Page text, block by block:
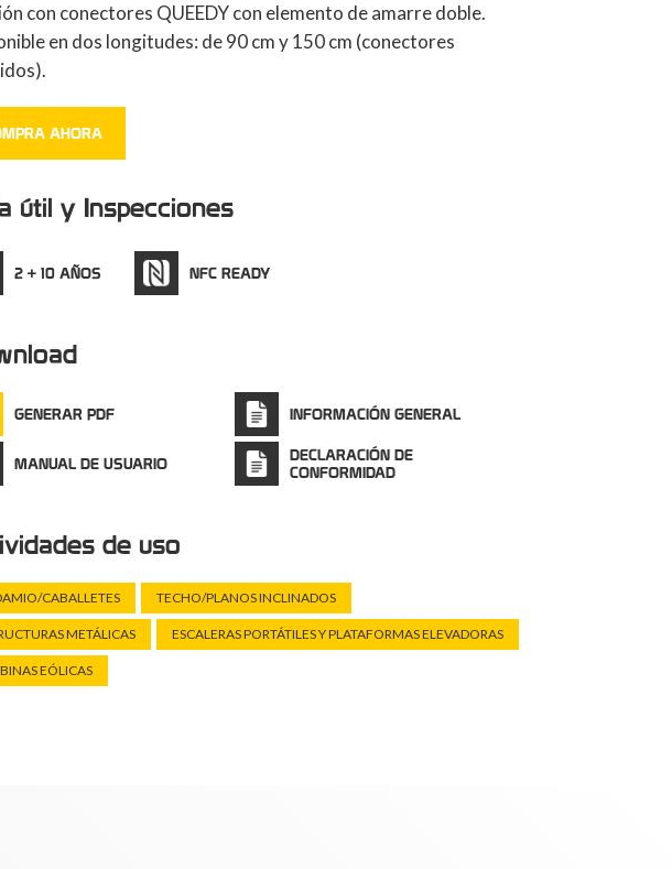
con conectores QUEEDY con elemento de amarre doble.
en dos longitudes: de 90 cm y 150 cm (conectores
AHORA
útil y Inspecciones
2 + 10 AÑOS NFC READY
GENERAR PDF INFORMACIÓN GENERAL
MANUAL DE USUARIO
DECLARACIÓN DE
CONFORMIDAD
de uso
CABALLETES TECHO/PLANOS INCLINADOS
METÁLICAS ESCALERAS PORTÁTILES Y PLATAFORMAS ELEVADORAS
EÓLICAS